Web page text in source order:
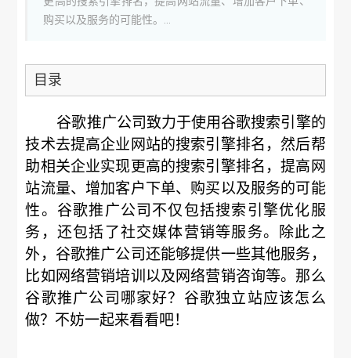
购买以及服务的可能性。...
目录
谷歌推广公司致力于使用谷歌搜索引擎的
技术去提高企业网站的搜索引擎排名，然后帮
助相关企业实现更高的搜索引擎排名，提高网
站流量、增加客户下单、购买以及服务的可能
性。谷歌推广公司不仅包括搜索引擎优化服
务，还包括了社交媒体营销等服务。除此之
外，谷歌推广公司还能够提供一些其他服务，
比如网络营销培训以及网络营销咨询等。那么
谷歌推广公司哪家好？谷歌独立站应该怎么
做？不妨一起来看看吧！